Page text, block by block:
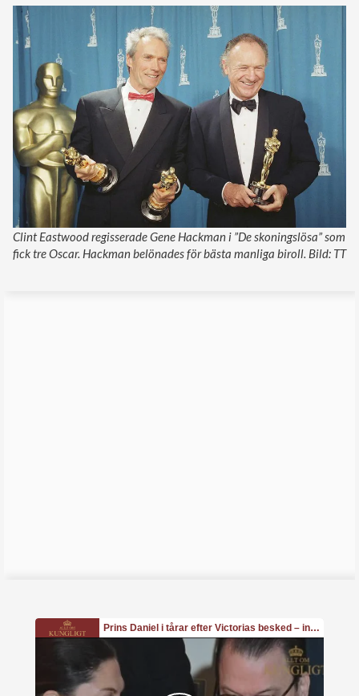
Clint Eastwood regisserade Gene Hackman i ”De skoningslösa” som
fick tre Oscar. Hackman belönades för bästa manliga biroll. Bild: TT